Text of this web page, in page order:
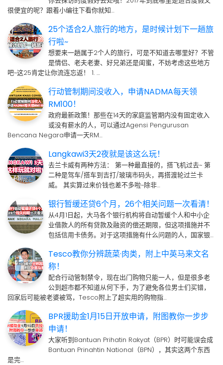
很便宜的呢？跟着小编往下看你就知…
25个适合2人旅行的地方，是时候计划下一趟旅
行啦~
想要来一趟属于2个人的旅行，可是不知道去哪里好？不管
是情侣、老夫老妻、好兄弟还是闺蜜，不妨考虑这些地方
吧~这25肯定让你流连忘返！ 1. …
行动管制期间没收入，申请NADMA每天领
RM100！
政府最新政策！那些在14天的家庭监管期内没有固定收入
或没有薪水的人，可以通过Agensi Pengurusan
Bencana Negara申请一天RM…
Langkawi3天2夜就是该这么玩！
去兰卡威有两种方法： 第一种最直接的，搭飞机过去~ 第
二种是驾车/搭车到吉打/玻璃市码头，再搭渡轮过兰卡
威。 其实算过来价钱也差不多啦~除非…
银行暂缓还贷6个月，26个相关问题一次看清！
从4月1日起，大马各个银行机构将自动暂缓个人和中小企
业借款人的所有贷款及融资的偿还期限，但这项措施并不
包括信用卡债务。对于这项措施有什么问题的人，国家银…
Tesco教你分辨蔬菜·肉类，附上中英马来文名
称！
配合行动管制禁令，现在出门购物只能一人，但是很多老
公到超市都不知道从何下手，为了避免各位男士们买错，
回家后可能被老婆被骂，Tesco附上了超实用的购物指…
BPR援助金1月15日开放申请，附图教你一步步
申请！
大家听到Bantuan Prihatin Rakyat（BPR）时可能误会成
Bantuan Prinahtin National（BPN），其实这两个东西
是完…